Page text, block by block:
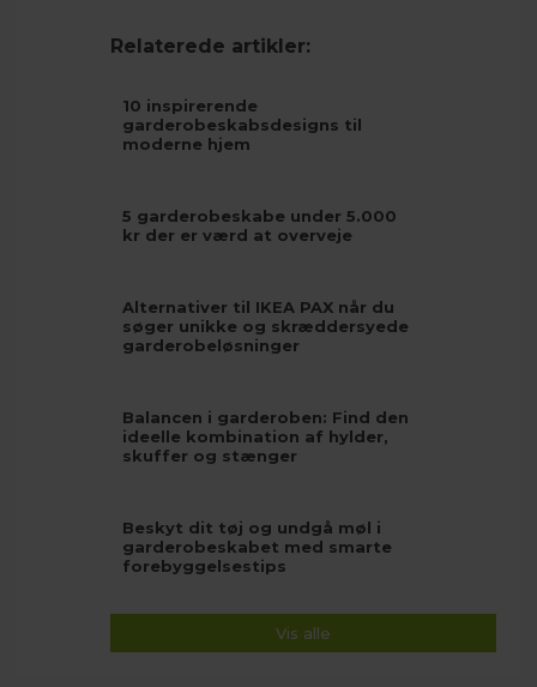
Relaterede artikler:
10 inspirerende
garderobeskabsdesigns til
moderne hjem
5 garderobeskabe under 5.000
kr der er værd at overveje
Alternativer til IKEA PAX når du
søger unikke og skræddersyede
garderobeløsninger
Balancen i garderoben: Find den
ideelle kombination af hylder,
skuffer og stænger
Beskyt dit tøj og undgå møl i
garderobeskabet med smarte
forebyggelsestips
Vis alle